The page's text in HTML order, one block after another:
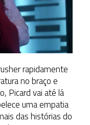
rapidamente
no braço e
Picard vai até lá
uma empatia
das histórias do